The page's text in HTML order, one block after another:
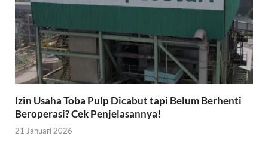
Izin Usaha Toba Pulp Dicabut tapi Belum Berhenti
Beroperasi? Cek Penjelasannya!
21 Januari 2026